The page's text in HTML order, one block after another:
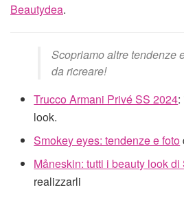
Beautydea.
Scopriamo altre tendenze
da ricreare!
Trucco Armani Privé SS 2024:
look.
Smokey eyes: tendenze e foto
Måneskin: tutti i beauty look di
realizzarli